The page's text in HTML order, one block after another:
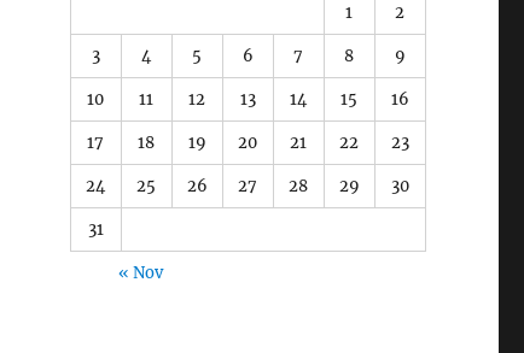
1 2
3 4 5 6 7 8 9
10 11 12 13 14 15 16
17 18 19 20 21 22 23
24 25 26 27 28 29 30
31
« Nov